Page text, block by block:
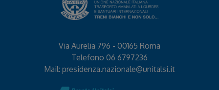
Via Aurelia 796 - 00165 Roma
Telefono 06 6797236
Mail: presidenza.nazionale@unitalsi.it